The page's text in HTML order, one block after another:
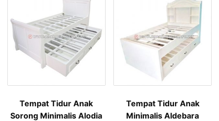
Tempat Tidur Anak
Sorong Minimalis Alodia
Tempat Tidur Anak
Minimalis Aldebara